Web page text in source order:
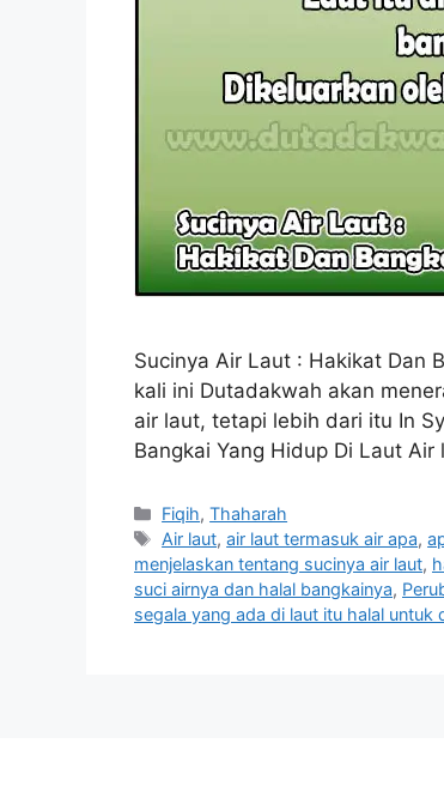
Sucinya Air Laut : Hakikat Dan
kali ini Dutadakwah akan
air laut, tetapi lebih dari itu In
Bangkai Yang Hidup Di Laut
Categories
Fiqih,Thaharah
Tags
Air laut,air laut termasuk air apa,
menjelaskan tentang sucinya air laut,
suci airnya dan halal bangkainya,
segala yang ada di laut itu halal untuk